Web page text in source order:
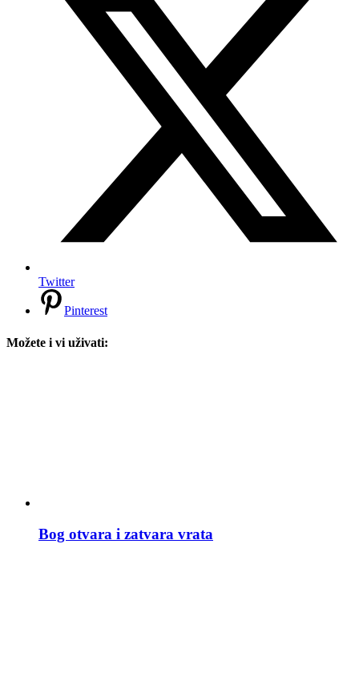
Twitter
Pinterest
Možete i vi uživati:
Bog otvara i zatvara vrata